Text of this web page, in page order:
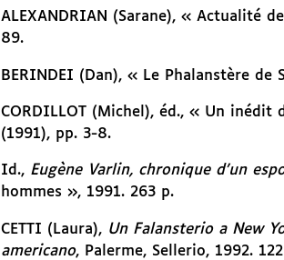
ALEXANDRIAN (Sarane), « Actualité
89.
BERINDEI (Dan), « Le Phalanstère de
CORDILLOT (Michel), éd., « Un inédit
(1991), pp. 3-8.
Id., Eugène Varlin, chronique d’un
hommes », 1991. 263 p.
CETTI (Laura), Un Falansterio a New
americano, Palerme, Sellerio, 1992.